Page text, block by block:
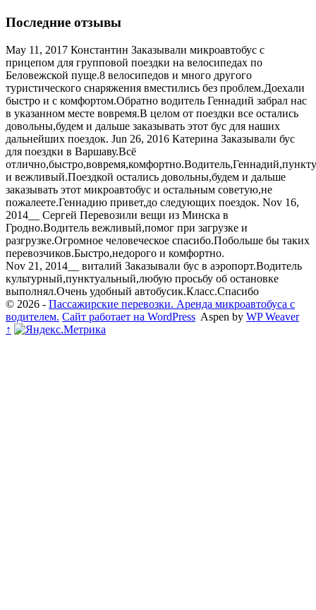
Последние отзывы
May 11, 2017 Константин Заказывали микроавтобус с
прицепом для групповой поездки на велосипедах по
Беловежской пуще.8 велосипедов и много другого
туристического снаряжения вместились без проблем.Доехали
быстро и с комфортом.Обратно водитель Геннадий забрал нас
в указанном месте вовремя.В целом от поездки все остались
довольны,будем и дальше заказывать этот бус для наших
дальнейших поездок. Jun 26, 2016 Катерина Заказывали бус
для поездки в Варшаву.Всё
и вежливый.Поездкой остались довольны,будем и дальше
заказывать этот микроавтобус и остальным советую,не
пожалеете.Геннадию привет,до следующих поездок. Nov 16,
2014__ Сергей Перевозили вещи из Минска в
Гродно.Водитель вежливый,помог при загрузке и
разгрузке.Огромное человеческое спасибо.Побольше бы таких
перевозчиков.Быстро,недорого и комфортно.
Nov 21, 2014__ виталий Заказывали бус в аэропорт.Водитель
культурный,пунктуальный,любую просьбу об остановке
выполнял.Очень удобный автобусик.Класс.Спасибо
© 2026 - Пассажирские перевозки. Аренда микроавтобуса с
водителем. Сайт работает на WordPress Aspen by WP Weaver
↑